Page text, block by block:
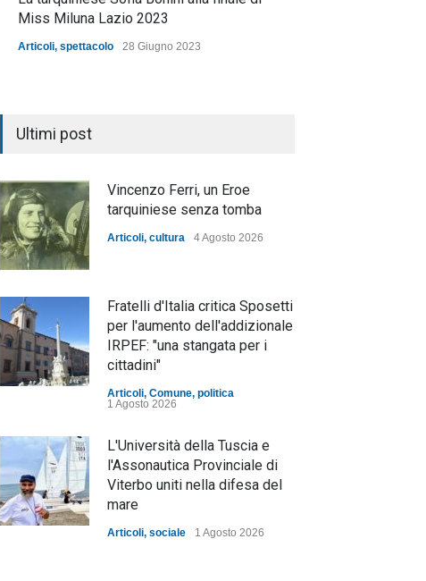
Miss Miluna Lazio 2023
Articoli, spettacolo 28 Giugno 2023
Ultimi post
Vincenzo Ferri, un Eroe
tarquiniese senza tomba
Articoli, cultura 4 Agosto 2026
Fratelli d'Italia critica Sposetti
per l'aumento dell'addizionale
IRPEF: "una stangata per i
cittadini"
Articoli, Comune, politica
1 Agosto 2026
L'Università della Tuscia e
l'Assonautica Provinciale di
Viterbo uniti nella difesa del
mare
Articoli, sociale 1 Agosto 2026